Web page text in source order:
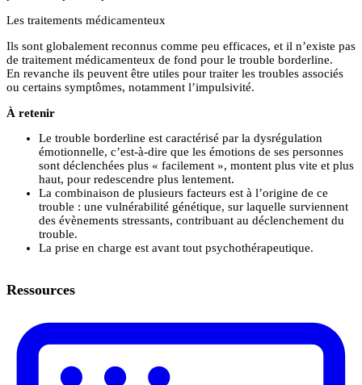
Les traitements médicamenteux
Ils sont globalement reconnus comme peu efficaces, et il n’existe pas
de traitement médicamenteux de fond pour le trouble borderline.
En revanche ils peuvent être utiles pour traiter les troubles associés
ou certains symptômes, notamment l’impulsivité.
À retenir
Le trouble borderline est caractérisé par la dysrégulation
émotionnelle, c’est-à-dire que les émotions de ses personnes
sont déclenchées plus « facilement », montent plus vite et plus
haut, pour redescendre plus lentement.
La combinaison de plusieurs facteurs est à l’origine de ce
trouble : une vulnérabilité génétique, sur laquelle surviennent
des évènements stressants, contribuant au déclenchement du
trouble.
La prise en charge est avant tout psychothérapeutique.
Ressources